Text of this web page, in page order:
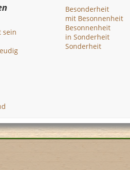
sein
Besonderheit
mit Besonnenheit
Besonnenheit
in Sonderheit
Sonderheit